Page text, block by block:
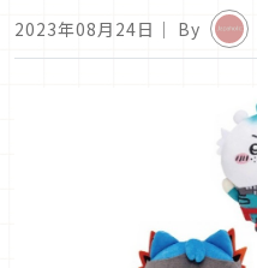
2023年08月24日 ｜ By